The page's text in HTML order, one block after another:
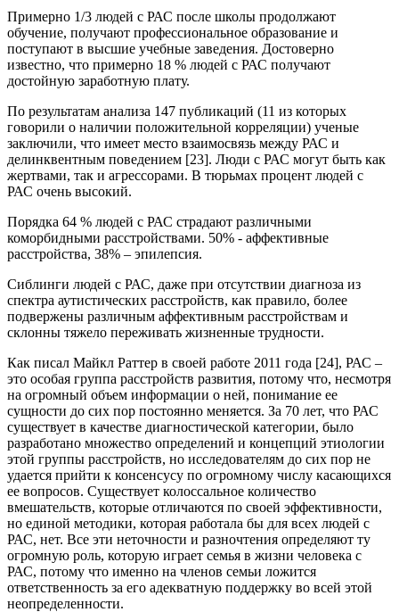
Примерно 1/3 людей с РАС после школы продолжают
обучение, получают профессиональное образование и
поступают в высшие учебные заведения. Достоверно
известно, что примерно 18 % людей с РАС получают
достойную заработную плату.
По результатам анализа 147 публикаций (11 из которых
говорили о наличии положительной корреляции) ученые
заключили, что имеет место взаимосвязь между РАС и
делинквентным поведением [23]. Люди с РАС могут быть как
жертвами, так и агрессорами. В тюрьмах процент людей с
РАС очень высокий.
Порядка 64 % людей с РАС страдают различными
коморбидными расстройствами. 50% - аффективные
расстройства, 38% – эпилепсия.
Сиблинги людей с РАС, даже при отсутствии диагноза из
спектра аутистических расстройств, как правило, более
подвержены различным аффективным расстройствам и
склонны тяжело переживать жизненные трудности.
Как писал Майкл Раттер в своей работе 2011 года [24], РАС –
это особая группа расстройств развития, потому что, несмотря
на огромный объем информации о ней, понимание ее
сущности до сих пор постоянно меняется. За 70 лет, что РАС
существует в качестве диагностической категории, было
разработано множество определений и концепций этиологии
этой группы расстройств, но исследователям до сих пор не
удается прийти к консенсусу по огромному числу касающихся
ее вопросов. Существует колоссальное количество
вмешательств, которые отличаются по своей эффективности,
но единой методики, которая работала бы для всех людей с
РАС, нет. Все эти неточности и разночтения определяют ту
огромную роль, которую играет семья в жизни человека с
РАС, потому что именно на членов семьи ложится
ответственность за его адекватную поддержку во всей этой
неопределенности.